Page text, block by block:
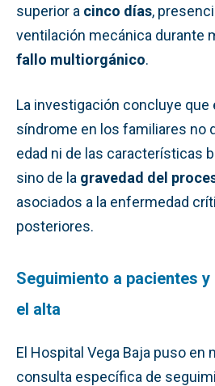
superior a cinco días,
ventilación mecánica durante
fallo multiorgánico.
La investigación concluye que
síndrome en los familiares no
edad ni de las características
sino de la gravedad del
asociados a la enfermedad
posteriores.
Seguimiento a pacientes
el alta
El Hospital Vega Baja puso en
consulta específica de